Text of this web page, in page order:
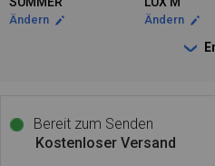
Ändern Ändern
Bereit zum Senden
Kostenloser Versand